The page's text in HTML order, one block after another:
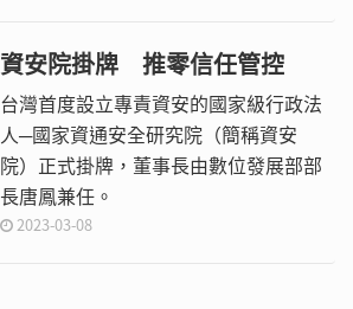
也可以繼續完成。
資安院掛牌 推零信任管控
台灣首度設立專責資安的國家級行政法
人─國家資通安全研究院（簡稱資安
院）正式掛牌，董事長由數位發展部部
長唐鳳兼任。
2023-03-08